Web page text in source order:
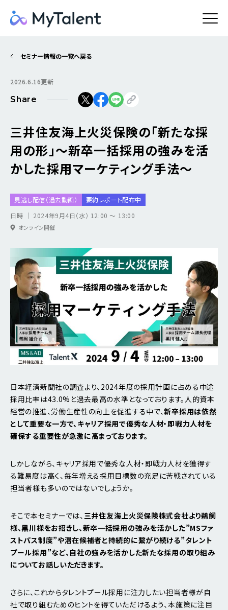
セミナー情報の一覧へ戻る
2026.6.16更新
Share
三井住友海上火災保険の「新たな採
用の形」～新卒一括採用の強みを活
かした採用マーケティング手法～
見逃し配信（過去動画）
要約レポート配布中
日時 ｜ 2024年9月4日（水） 12:00 ～ 13:00
オンライン開催
日本経済新聞社の調査より、2024年度の採用計画に占める中途
採用比率は43.0%と過去最高の水準となっております。人的資本
経営の推進、労働生産性の向上を促進する中で、新卒採用は依然
として重要な一方で、キャリア採用で優秀な人材・即戦力人材を
確保する重要性が急激に高まっております。
しかしながら、キャリア採用で優秀な人材・即戦力人材を獲得す
る難易度は高く、毎年増える採用目標数の充足に苦戦されている
担当者様も多いのではないでしょうか。
そこで本セミナーでは、 三井住友海上火災保険株式会社より鵜飼
様、黑川様をお招きし、新卒一括採用の強みを活かした”MSファ
ストパス制度”や潜在候補者と持続的に繋がり続ける”タレント
プール採用”など、自社の強みを活かした新たな採用の取り組み
についてお話しいただきます。
さらに、これからタレントプール採用に注力したい担当者様が自
社で取り組むためのヒントを得ていただけるよう、本施策に注目